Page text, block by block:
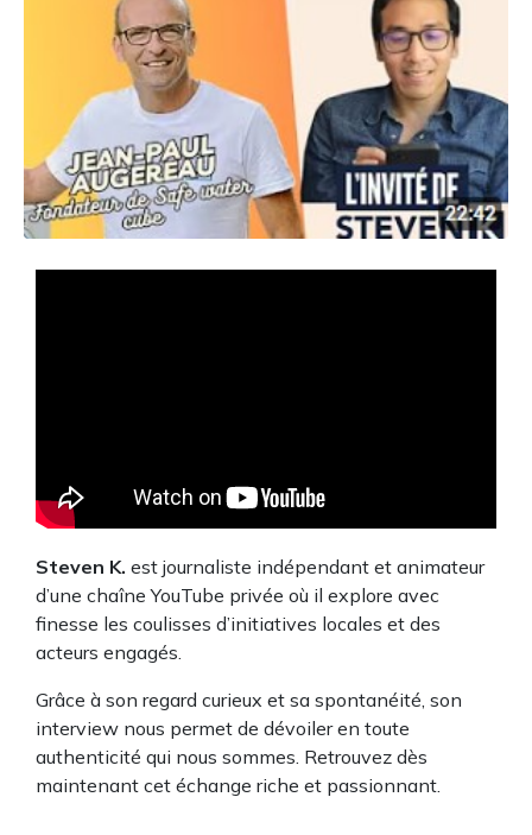
Steven K. est journaliste indépendant et animateur
d’une chaîne YouTube privée où il explore avec
finesse les coulisses d’initiatives locales et des
acteurs engagés.
Grâce à son regard curieux et sa spontanéité, son
interview nous permet de dévoiler en toute
authenticité qui nous sommes. Retrouvez dès
maintenant cet échange riche et passionnant.